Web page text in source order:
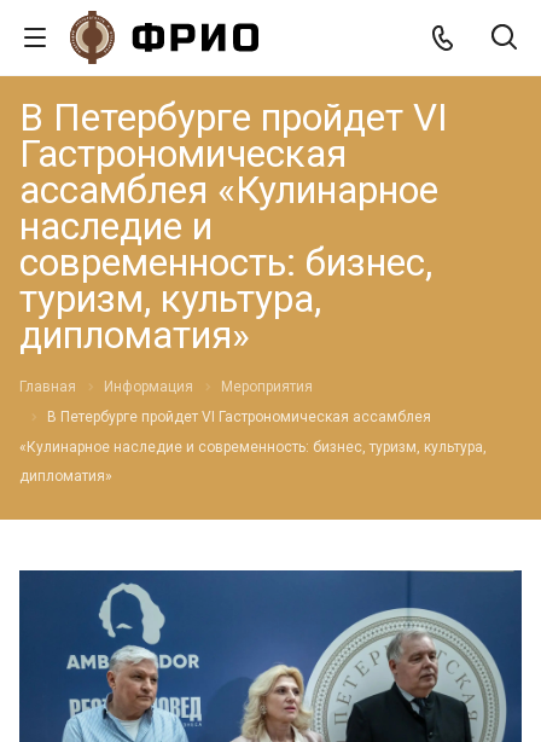
В Петербурге пройдет VI
Гастрономическая
ассамблея «Кулинарное
наследие и
современность: бизнес,
туризм, культура,
дипломатия»
Главная Информация
Мероприятия
В Петербурге пройдет VI Гастрономическая ассамблея
«Кулинарное наследие и современность: бизнес, туризм, культура,
дипломатия»